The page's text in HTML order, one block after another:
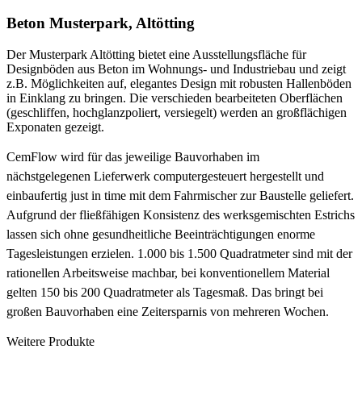
Beton Musterpark, Altötting
Der Musterpark Altötting bietet eine Ausstellungsfläche für
Designböden aus Beton im Wohnungs- und Industriebau und zeigt
z.B. Möglichkeiten auf, elegantes Design mit robusten Hallenböden
in Einklang zu bringen. Die verschieden bearbeiteten Oberflächen
(geschliffen, hochglanzpoliert, versiegelt) werden an großflächigen
Exponaten gezeigt.
CemFlow wird für das jeweilige Bauvorhaben im
nächstgelegenen Lieferwerk computergesteuert hergestellt und
einbaufertig just in time mit dem Fahrmischer zur Baustelle geliefert.
Aufgrund der fließfähigen Konsistenz des werksgemischten Estrichs
lassen sich ohne gesundheitliche Beeinträchtigungen enorme
Tagesleistungen erzielen. 1.000 bis 1.500 Quadratmeter sind mit der
rationellen Arbeitsweise machbar, bei konventionellem Material
gelten 150 bis 200 Quadratmeter als Tagesmaß. Das bringt bei
großen Bauvorhaben eine Zeitersparnis von mehreren Wochen.
Weitere Produkte